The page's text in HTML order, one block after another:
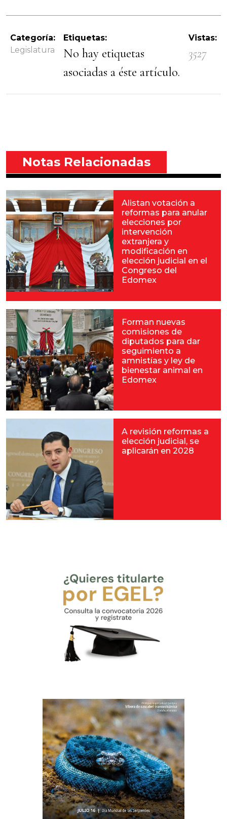
Categoría:
Legislatura
Etiquetas:
No hay etiquetas
asociadas a éste artículo.
Vistas:
3527
Notas Relacionadas
Alistan votación a
reformas para anular
elecciones por
intervención
extranjera y
modificación en
elección judicial en el
Congreso del
Edomex
Forman nuevas
comisiones de
diputados para dar
seguimiento a
amnistías y ley de
bienestar animal en
Edomex
A revisión reformas a
elección judicial, se
aplicarán en 2028